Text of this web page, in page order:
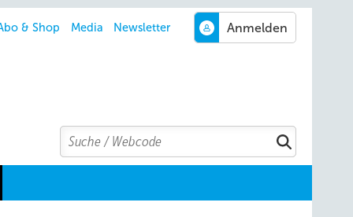
& Shop Media Newsletter
Search
Suchen